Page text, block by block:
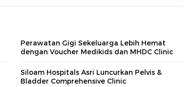
Perawatan Gigi Sekeluarga Lebih Hemat
dengan Voucher Medikids dan MHDC Clinic
Siloam Hospitals Asri Luncurkan Pelvis &
Bladder Comprehensive Clinic